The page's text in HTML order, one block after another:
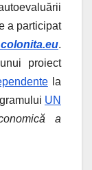
a participat
.
proiect
la
UN
a